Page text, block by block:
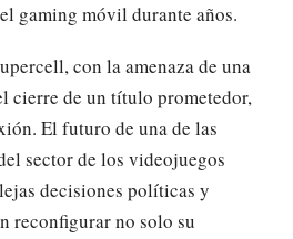
gaming móvil durante años.
con la amenaza de una
cierre de un título prometedor,
El futuro de una de las
sector de los videojuegos
decisiones políticas y
reconfigurar no solo su